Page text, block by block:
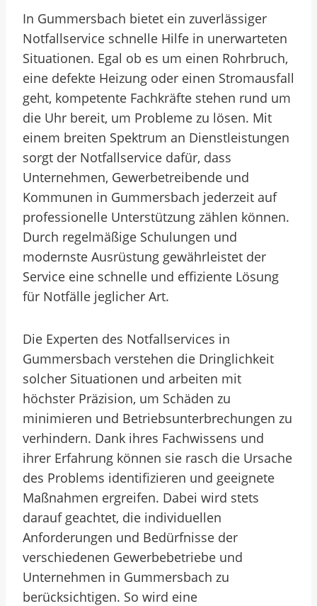
In Gummersbach bietet ein zuverlässiger
Notfallservice schnelle Hilfe in unerwarteten
Situationen. Egal ob es um einen Rohrbruch,
eine defekte Heizung oder einen Stromausfall
geht, kompetente Fachkräfte stehen rund um
die Uhr bereit, um Probleme zu lösen. Mit
einem breiten Spektrum an Dienstleistungen
sorgt der Notfallservice dafür, dass
Unternehmen, Gewerbetreibende und
Kommunen in Gummersbach jederzeit auf
professionelle Unterstützung zählen können.
Durch regelmäßige Schulungen und
modernste Ausrüstung gewährleistet der
Service eine schnelle und effiziente Lösung
für Notfälle jeglicher Art.
Die Experten des Notfallservices in
Gummersbach verstehen die Dringlichkeit
solcher Situationen und arbeiten mit
höchster Präzision, um Schäden zu
minimieren und Betriebsunterbrechungen zu
verhindern. Dank ihres Fachwissens und
ihrer Erfahrung können sie rasch die Ursache
des Problems identifizieren und geeignete
Maßnahmen ergreifen. Dabei wird stets
darauf geachtet, die individuellen
Anforderungen und Bedürfnisse der
verschiedenen Gewerbebetriebe und
Unternehmen in Gummersbach zu
berücksichtigen. So wird eine